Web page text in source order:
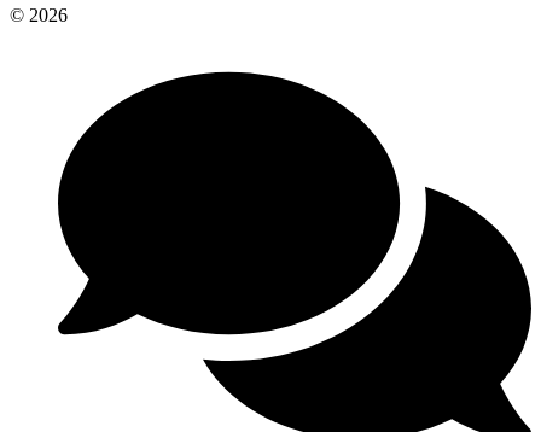
© 2026